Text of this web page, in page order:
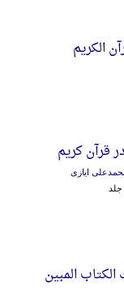
الکریم
قرآن کریم
ایازی
المبین